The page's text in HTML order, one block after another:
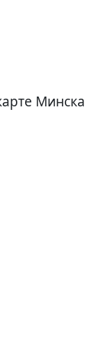
Минска